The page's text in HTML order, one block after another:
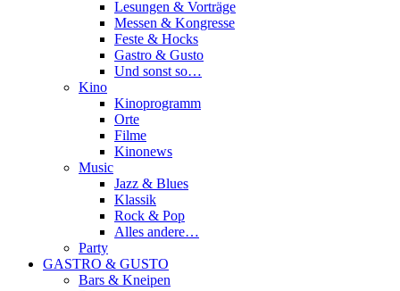
Lesungen & Vorträge
Messen & Kongresse
Feste & Hocks
Gastro & Gusto
Und sonst so…
Kino
Kinoprogramm
Orte
Filme
Kinonews
Music
Jazz & Blues
Klassik
Rock & Pop
Alles andere…
Party
GASTRO & GUSTO
Bars & Kneipen